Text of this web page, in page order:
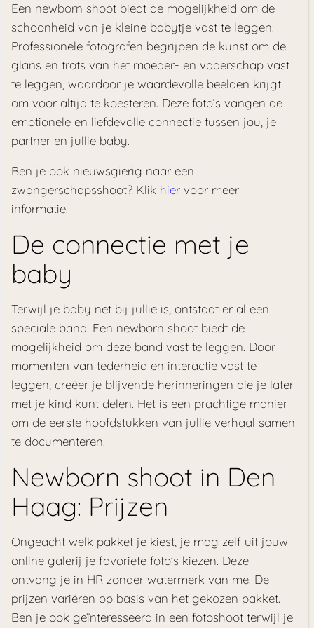
Een newborn shoot biedt de mogelijkheid om de
schoonheid van je kleine babytje vast te leggen.
Professionele fotografen begrijpen de kunst om de
glans en trots van het moeder- en vaderschap vast
te leggen, waardoor je waardevolle beelden krijgt
om voor altijd te koesteren. Deze foto’s vangen de
emotionele en liefdevolle connectie tussen jou, je
partner en jullie baby.
Ben je ook nieuwsgierig naar een
zwangerschapsshoot? Klik hier voor meer
informatie!
De connectie met je
baby
Terwijl je baby net bij jullie is, ontstaat er al een
speciale band. Een newborn shoot biedt de
mogelijkheid om deze band vast te leggen. Door
momenten van tederheid en interactie vast te
leggen, creëer je blijvende herinneringen die je later
met je kind kunt delen. Het is een prachtige manier
om de eerste hoofdstukken van jullie verhaal samen
te documenteren.
Newborn shoot in Den
Haag: Prijzen
Ongeacht welk pakket je kiest, je mag zelf uit jouw
online galerij je favoriete foto’s kiezen. Deze
ontvang je in HR zonder watermerk van me. De
prijzen variëren op basis van het gekozen pakket.
Ben je ook geïnteresseerd in een fotoshoot terwijl je